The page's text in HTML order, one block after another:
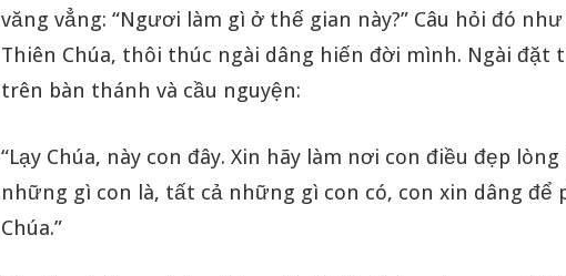
văng vẳng: “Ngươi làm gì ở thế gian này?” Câu hỏi đó
Thiên Chúa, thôi thúc ngài dâng hiến đời mình. Ngài đặt
trên bàn thánh và cầu nguyện:
“Lạy Chúa, này con đây. Xin hãy làm nơi con điều đẹp lòng
những gì con là, tất cả những gì con có, con xin dâng để
Chúa.”